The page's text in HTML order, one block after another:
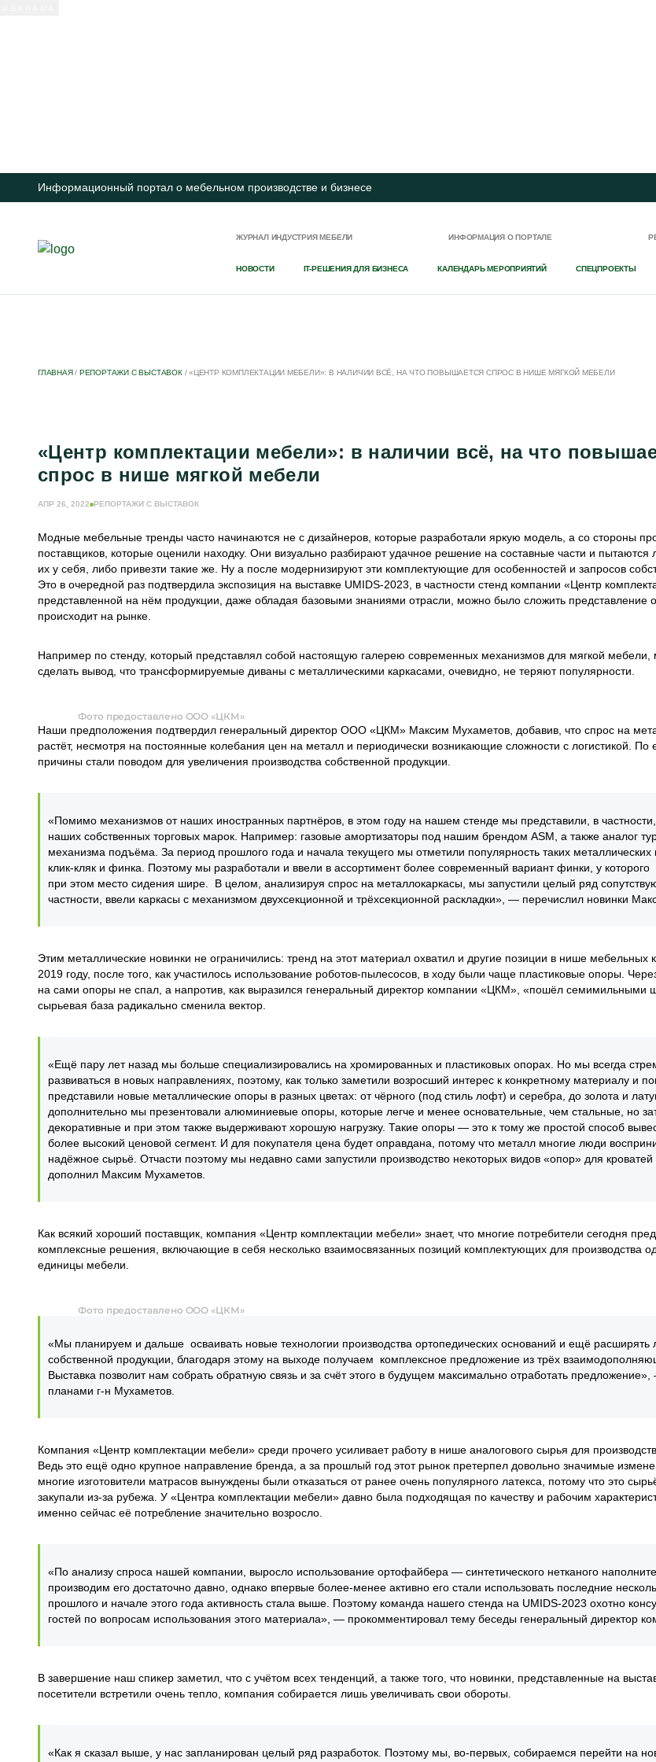
Информационный портал о мебельном производстве и бизнесе
ЖУРНАЛ ИНДУСТРИЯ МЕБЕЛИ ИНФОРМАЦИЯ О ПОРТАЛЕ
НОВОСТИ IT-РЕШЕНИЯ ДЛЯ БИЗНЕСА КАЛЕНДАРЬ МЕРОПРИЯТИЙ СПЕЦПРОЕКТЫ
ГЛАВНАЯ/ РЕПОРТАЖИ С ВЫСТАВОК/«ЦЕНТР КОМПЛЕКТАЦИИ МЕБЕЛИ»: В НАЛИЧИИ ВСЁ, НА ЧТО ПОВЫШАЕТСЯ СПРОС В НИШЕ МЯГКОЙ МЕБЕЛИ
«Центр комплектации мебели»: в наличии всё, на что
спрос в нише мягкой мебели
АПР 26, 2022 РЕПОРТАЖИ С ВЫСТАВОК
Модные мебельные тренды часто начинаются не с дизайнеров, которые разработали яркую модель, а со стороны
поставщиков, которые оценили находку. Они визуально разбирают удачное решение на составные части и пытаются
их у себя, либо привезти такие же. Ну а после модернизируют эти комплектующие для особенностей и запросов
Это в очередной раз подтвердила экспозиция на выставке UMIDS-2023, в частности стенд компании «Центр
представленной на нём продукции, даже обладая базовыми знаниями отрасли, можно было сложить представление
происходит на рынке.
Например по стенду, который представлял собой настоящую галерею современных механизмов для мягкой
сделать вывод, что трансформируемые диваны с металлическими каркасами, очевидно, не теряют популярности.
Фото предоставлено ООО «ЦКМ»
Наши предположения подтвердил генеральный директор ООО «ЦКМ» Максим Мухаметов, добавив, что спрос на
растёт, несмотря на постоянные колебания цен на металл и периодически возникающие сложности с логистикой. По
причины стали поводом для увеличения производства собственной продукции.
«Помимо механизмов от наших иностранных партнёров, в этом году на нашем стенде мы представили, в
наших собственных торговых марок. Например: газовые амортизаторы под нашим брендом ASM, а также аналог
механизма подъёма. За период прошлого года и начала текущего мы отметили популярность таких металлических
клик-кляк и финка. Поэтому мы разработали и ввели в ассортимент более современный вариант финки, у
при этом место сидения шире. В целом, анализируя спрос на металлокаркасы, мы запустили целый ряд
частности, ввели каркасы с механизмом двухсекционной и трёхсекционной раскладки», — перечислил новинки
Этим металлические новинки не ограничились: тренд на этот материал охватил и другие позиции в нише
2019 году, после того, как участилось использование роботов-пылесосов, в ходу были чаще пластиковые опоры.
на сами опоры не спал, а напротив, как выразился генеральный директор компании «ЦКМ», «пошёл семимильными
сырьевая база радикально сменила вектор.
«Ещё пару лет назад мы больше специализировались на хромированных и пластиковых опорах. Но мы всегда
развиваться в новых направлениях, поэтому, как только заметили возросший интерес к конкретному материалу и
представили новые металлические опоры в разных цветах: от чёрного (под стиль лофт) и серебра, до золота и
дополнительно мы презентовали алюминиевые опоры, которые легче и менее основательные, чем стальные, но
декоративные и при этом также выдерживают хорошую нагрузку. Такие опоры — это к тому же простой способ
более высокий ценовой сегмент. И для покупателя цена будет оправдана, потому что металл многие люди
надёжное сырьё. Отчасти поэтому мы недавно сами запустили производство некоторых видов «опор» для
дополнил Максим Мухаметов.
Как всякий хороший поставщик, компания «Центр комплектации мебели» знает, что многие потребители сегодня
комплексные решения, включающие в себя несколько взаимосвязанных позиций комплектующих для производства
единицы мебели.
Фото предоставлено ООО «ЦКМ»
«Мы планируем и дальше осваивать новые технологии производства ортопедических оснований и ещё расширять
собственной продукции, благодаря этому на выходе получаем комплексное предложение из трёх
Выставка позволит нам собрать обратную связь и за счёт этого в будущем максимально отработать
планами г-н Мухаметов.
Компания «Центр комплектации мебели» среди прочего усиливает работу в нише аналогового сырья для
Ведь это ещё одно крупное направление бренда, а за прошлый год этот рынок претерпел довольно значимые
многие изготовители матрасов вынуждены были отказаться от ранее очень популярного латекса, потому что это
закупали из-за рубежа. У «Центра комплектации мебели» давно была подходящая по качеству и рабочим
именно сейчас её потребление значительно возросло.
«По анализу спроса нашей компании, выросло использование ортофайбера — синтетического нетканого
производим его достаточно давно, однако впервые более-менее активно его стали использовать последние
прошлого и начале этого года активность стала выше. Поэтому команда нашего стенда на UMIDS-2023 охотно
гостей по вопросам использования этого материала», — прокомментировал тему беседы генеральный директор
В завершение наш спикер заметил, что с учётом всех тенденций, а также того, что новинки, представленные на
посетители встретили очень тепло, компания собирается лишь увеличивать свои обороты.
«Как я сказал выше, у нас запланирован целый ряд разработок. Поэтому мы, во-первых, собираемся перейти на